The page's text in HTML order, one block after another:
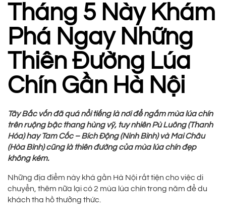
Tháng 5 Này Khám
Phá Ngay Những
Thiên Đường Lúa
Chín Gần Hà Nội
Tây Bắc vốn đã quá nổi tiếng là nơi để ngắm mùa lúa chín
trên ruộng bậc thang hùng vỹ, tuy nhiên Pù Luông (Thanh
Hóa) hay Tam Cốc – Bích Động (Ninh Bình) và Mai Châu
(Hòa Bình) cũng là thiên đường của mùa lúa chín đẹp
không kém.
Những địa điểm này khá gần Hà Nội rất tiện cho việc di
chuyển, thêm nữa lại có 2 mùa lúa chín trong năm để du
khách tha hồ thưởng thức.